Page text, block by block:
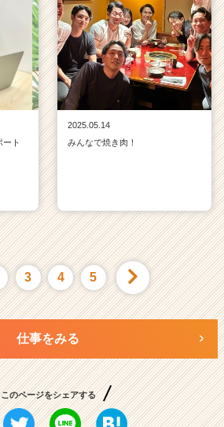
ート
2025.05.14
みんなで焼き肉！
3 4 5
仕事をみる
このページをシェアする